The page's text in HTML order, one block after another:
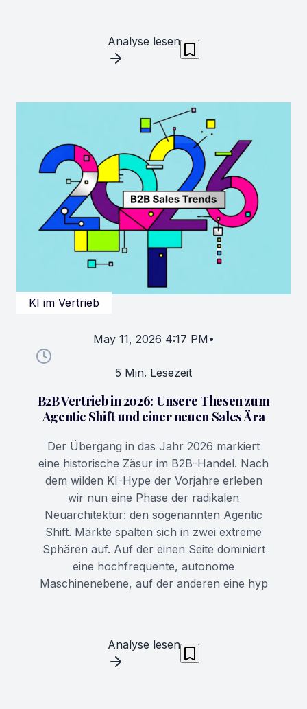
Analyse lesen
KI im Vertrieb
May 11, 2026 4:17 PM•
5 Min. Lesezeit
B2B Vertrieb in 2026: Unsere Thesen zum
Agentic Shift und einer neuen Sales Ära
Der Übergang in das Jahr 2026 markiert
eine historische Zäsur im B2B-Handel. Nach
dem wilden KI-Hype der Vorjahre erleben
wir nun eine Phase der radikalen
Neuarchitektur: den sogenannten Agentic
Shift. Märkte spalten sich in zwei extreme
Sphären auf. Auf der einen Seite dominiert
eine hochfrequente, autonome
Maschinenebene, auf der anderen eine hyp
Analyse lesen